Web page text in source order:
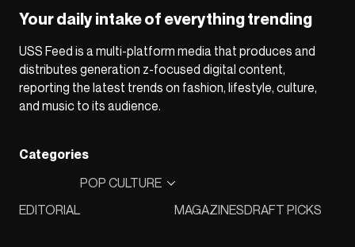
Your daily intake of everything trending
USS Feed is a multi-platform media that produces and
distributes generation z-focused digital content,
reporting the latest trends on fashion, lifestyle, culture,
and music to its audience.
Categories
EDITORIAL
POP CULTURE
MAGAZINESDRAFT PICKS